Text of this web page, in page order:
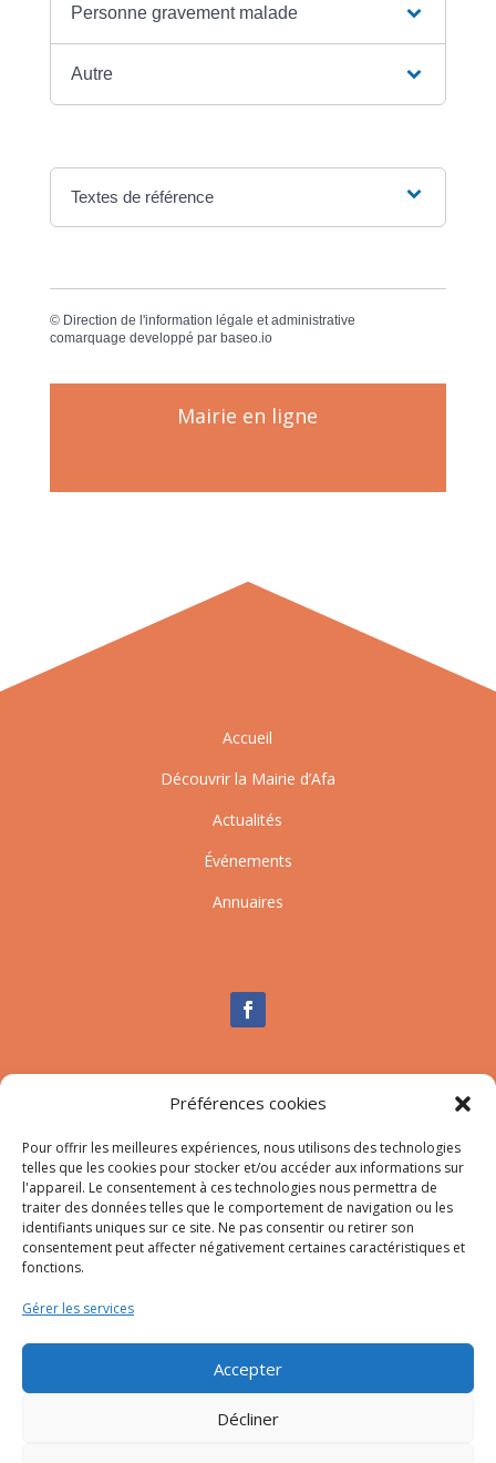
Préférences cookies
Pour offrir les meilleures expériences, nous utilisons des technologies
telles que les cookies pour stocker et/ou accéder aux informations sur
l'appareil. Le consentement à ces technologies nous permettra de
traiter des données telles que le comportement de navigation ou les
identifiants uniques sur ce site. Ne pas consentir ou retirer son
consentement peut affecter négativement certaines caractéristiques et
fonctions.
Gérer les services
Accepter
Décliner
Personne gravement malade
Autre
Textes de référence
© Direction de l'information légale et administrative
comarquage developpé par baseo.io
Mairie en ligne
Accueil
Découvrir la Mairie d’Afa
Actualités
Événements
Annuaires
Nous contacter
Mail:secretariat-mairie@afa.corsica
Adresse :785 Strada d’Afà – Merria 20167 Afa
© 2023 Mairie d’Afa – Réalisation